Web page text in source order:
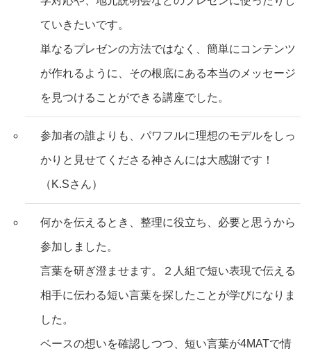
ていきたいです。
単なるプレゼンの方法ではなく、簡単にコンテンツ
が作れるように、その根底にある本当のメッセージ
を見つけることができる講座でした。
参加者の誰よりも、パワフルに理想のモデルをしっ
かりと見せてくださる神さんには大感謝です！
（K.Sさん）
何かを伝えるとき、整理に役立ち、必要と思うから
参加しました。
言葉を研ぎ澄ませます。２人組で短い表現で伝える
相手に伝わる短い言葉を探したことが学びになりま
した。
ベースの想いを確認しつつ、短い言葉が4MATで情